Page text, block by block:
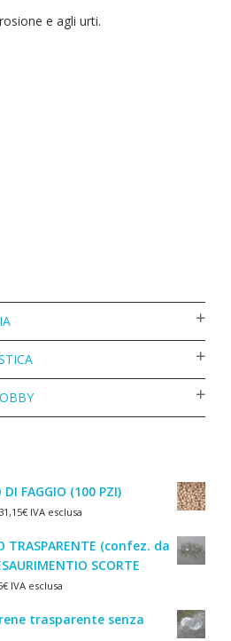
e agli urti.
FAGGIO (100 PZI)
31,15€IVA esclusa
(confez. da
SCORTE
€IVA esclusa
trasparente senza